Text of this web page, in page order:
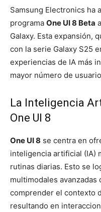
Samsung Electronics ha
programa One UI 8 Beta
Galaxy. Esta expansión,
con la serie Galaxy S25
experiencias de IA más
mayor número de
La Inteligencia
One UI 8
One UI 8 se centra en
inteligencia artificial (IA)
rutinas diarias. Esto se
multimodales
comprender el contexto
resultando en